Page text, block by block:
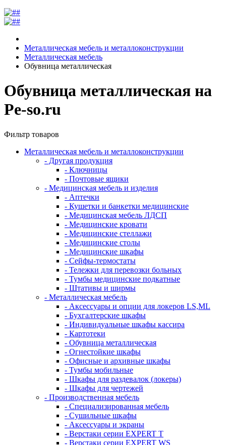
Металлическая мебель и металлоконструкции
Металлическая мебель
Обувница металлическая
Обувница металлическая на
Pe-so.ru
Фильтр товаров
Металлическая мебель и металлоконструкции
- Другая продукция
- Ключницы
- Почтовые ящики
- Медицинская мебель и изделия
- Аптечки
- Кушетки и банкетки медицинские
- Медицинская мебель ЛДСП
- Медицинские кровати
- Медицинские стеллажи
- Медицинские столы
- Медицинские шкафы
- Сейфы-термостаты
- Тележки для перевозки больных
- Тумбы медицинские подкатные
- Штативы и ширмы
- Металлическая мебель
- Аксессуары и опции для локеров LS,ML
- Бухгалтерские шкафы
- Индивидуальные шкафы кассира
- Картотеки
- Обувница металлическая
- Огнестойкие шкафы
- Офисные и архивные шкафы
- Тумбы мобильные
- Шкафы для раздевалок (локеры)
- Шкафы для чертежей
- Производственная мебель
- Cпециализированная мебель
- Cушильные шкафы
- Аксессуары и экраны
- Верстаки серии EXPERT T
- Верстаки серии EXPERT WS